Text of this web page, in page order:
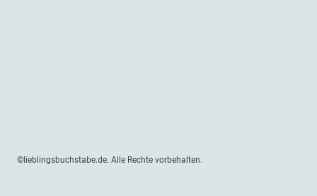
©lieblingsbuchstabe.de. Alle Rechte vorbehalten.